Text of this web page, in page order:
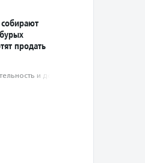
продать
и доброволь­чест­во